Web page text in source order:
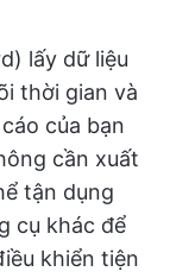
lấy dữ liệu
thời gian và
của bạn
cần xuất
tận dụng
cụ khác để
khiển tiện